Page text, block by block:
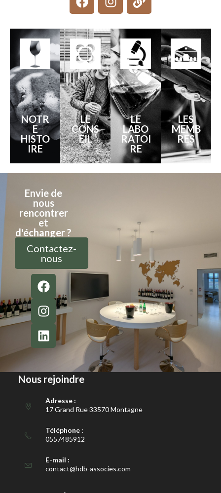
NOTR
E
HISTO
IRE
LE
CONS
EIL
LE
LABO
RATOI
RE
LES
MEMB
RES
Envie de
nous
rencontrer
et
d'échanger ?
Contactez-
nous
Nous rejoindre
Adresse :
17 Grand Rue 33570 Montagne
Téléphone :
0557485912
E-mail :
contact@hdb-associes.com